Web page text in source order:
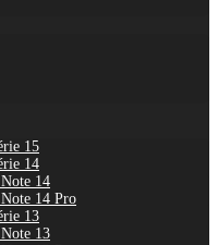
15
14
14
14 Pro
13
13